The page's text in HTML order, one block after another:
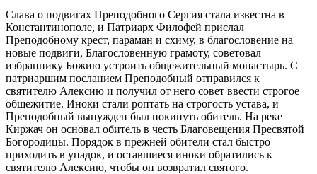
Слава о подвигах Преподобного Сергия стала известна в
Константинополе, и Патриарх Филофей прислал
Преподобному крест, параман и схиму, в благословение на
новые подвиги, Благословенную грамоту, советовал
избраннику Божию устроить общежительный монастырь. С
патриаршим посланием Преподобный отправился к
святителю Алексию и получил от него совет ввести строгое
общежитие. Иноки стали роптать на строгость устава, и
Преподобный вынужден был покинуть обитель. На реке
Киржач он основал обитель в честь Благовещения Пресвятой
Богородицы. Порядок в прежней обители стал быстро
приходить в упадок, и оставшиеся иноки обратились к
святителю Алексию, чтобы он возвратил святого.